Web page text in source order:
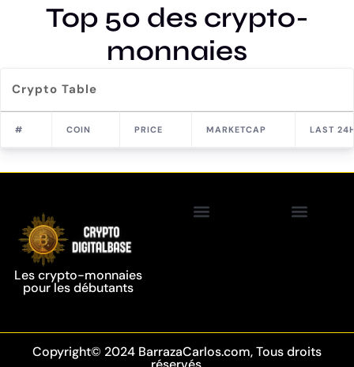
Top 50 des crypto-
monnaies
Crypto Table
# COIN PRICE MARKETCAP LAST
Les crypto-monnaies
pour les débutants
Copyright© 2024 BarrazaCarlos.com, Tous droits